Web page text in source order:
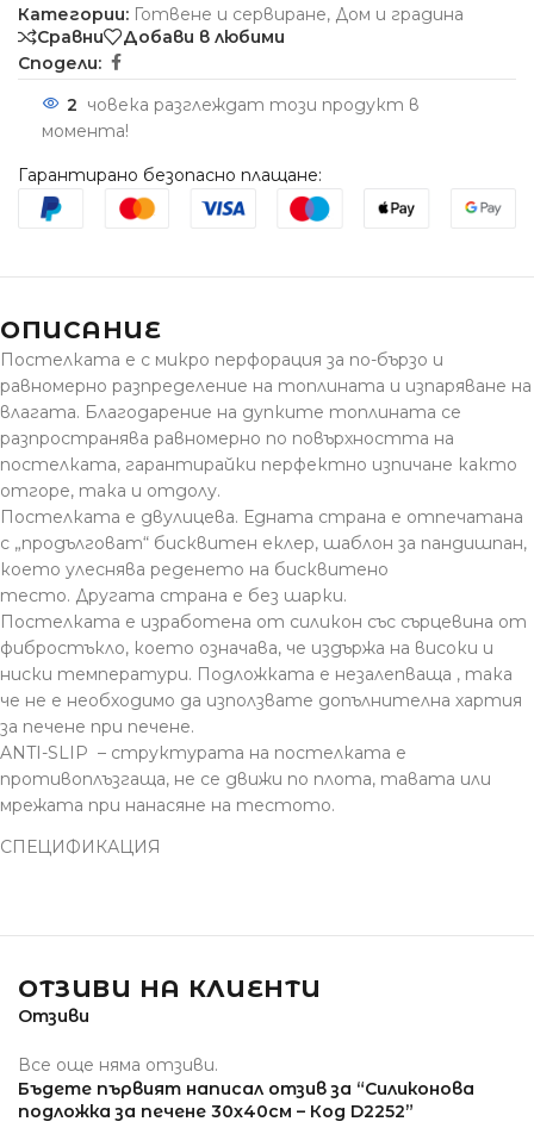
Категории: Готвене и сервиране, Дом и градина
Сравни
Добави в любими
Сподели:
2 човека разглеждат този продукт в
момента!
Гарантирано безопасно плащане:
ОПИСАНИЕ
Постелката е с микро перфорация за по-бързо и
равномерно разпределение на топлината и изпаряване на
влагата. Благодарение на дупките топлината се
разпространява равномерно по повърхността на
постелката, гарантирайки перфектно изпичане както
отгоре, така и отдолу.
Постелката е двулицева. Едната страна е отпечатана
с „продълговат“ бисквитен еклер, шаблон за пандишпан,
което улеснява реденето на бисквитено
тесто. Другата страна е без шарки.
Постелката е изработена от силикон със сърцевина от
фибростъкло, което означава, че издържа на високи и
ниски температури. Подложката е незалепваща , така
че не е необходимо да използвате допълнителна хартия
за печене при печене.
ANTI-SLIP – структурата на постелката е
противоплъзгаща, не се движи по плота, тавата или
мрежата при нанасяне на тестото.
СПЕЦИФИКАЦИЯ
ОТЗИВИ НА КЛИЕНТИ
Отзиви
Все още няма отзиви.
Бъдете първият написал отзив за “Силиконова
подложка за печене 30х40см – Код D2252”